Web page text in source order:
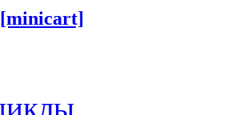
[minicart]